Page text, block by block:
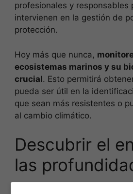
profesionales y responsables
intervienen en la gestión de
protección.
Hoy más que nunca,
ecosistemas marinos y su
crucial. Esto permitirá
pueda ser útil en la
que sean más resistentes o
al cambio climático.
Descubrir el
las